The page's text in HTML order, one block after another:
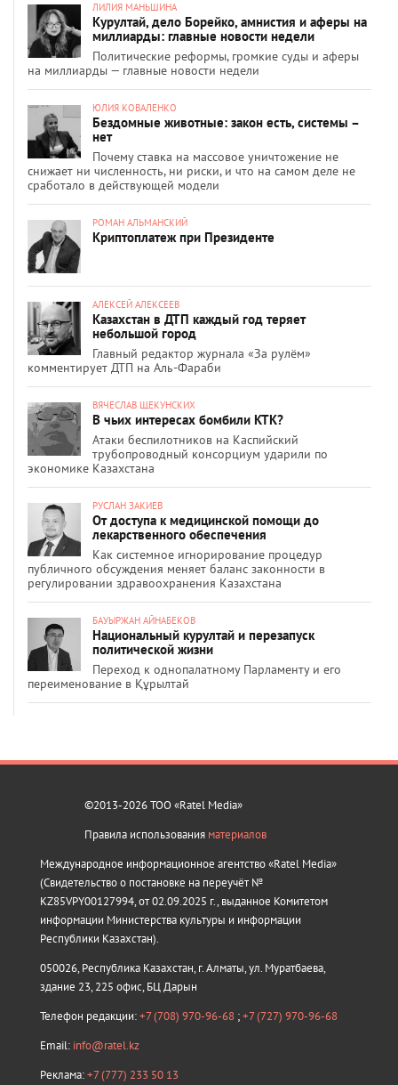
ЛИЛИЯ МАНЬШИНА
Курултай, дело Борейко, амнистия и аферы на
миллиарды: главные новости недели
Политические реформы, громкие суды и аферы
на миллиарды — главные новости недели
ЮЛИЯ КОВАЛЕНКО
Бездомные животные: закон есть, системы –
нет
Почему ставка на массовое уничтожение не
снижает ни численность, ни риски, и что на самом деле не
сработало в действующей модели
РОМАН АЛЬМАНСКИЙ
Криптоплатеж при Президенте
АЛЕКСЕЙ АЛЕКСЕЕВ
Казахстан в ДТП каждый год теряет
небольшой город
Главный редактор журнала «За рулём»
комментирует ДТП на Аль-Фараби
ВЯЧЕСЛАВ ЩЕКУНСКИХ
В чьих интересах бомбили КТК?
Атаки беспилотников на Каспийский
трубопроводный консорциум ударили по
экономике Казахстана
РУСЛАН ЗАКИЕВ
От доступа к медицинской помощи до
лекарственного обеспечения
Как системное игнорирование процедур
публичного обсуждения меняет баланс законности в
регулировании здравоохранения Казахстана
БАУЫРЖАН АЙНАБЕКОВ
Национальный курултай и перезапуск
политической жизни
Переход к однопалатному Парламенту и его
переименование в Құрылтай
©2013-2026 ТОО «Ratel Media»
Правила использования материалов
Международное информационное агентство «Ratel Media»
(Свидетельство о постановке на переучёт №
KZ85VPY00127994, от 02.09.2025 г., выданное Комитетом
информации Министерства культуры и информации
Республики Казахстан).
050026, Республика Казахстан, г. Алматы, ул. Муратбаева,
здание 23, 225 офис, БЦ Дарын
Телефон редакции:+7 (708) 970-96-68 ;+7 (727) 970-96-68
Email: info@ratel.kz
Реклама:+7 (777) 233 50 13